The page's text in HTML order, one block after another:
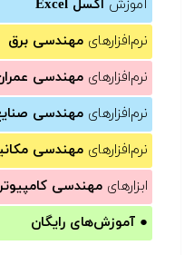
آموزش اکسل Excel
نرم‌افزارهای مهندسی برق
نرم‌افزارهای مهندسی
نرم‌افزارهای مهندسی
نرم‌افزارهای مهندسی
ابزارهای مهندسی کامپیوتر
● آموزش‌های رایگان